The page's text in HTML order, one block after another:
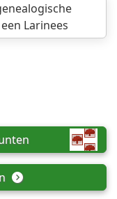
Larinees